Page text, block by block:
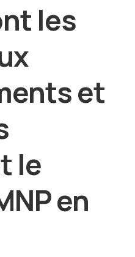
les
et
le
en